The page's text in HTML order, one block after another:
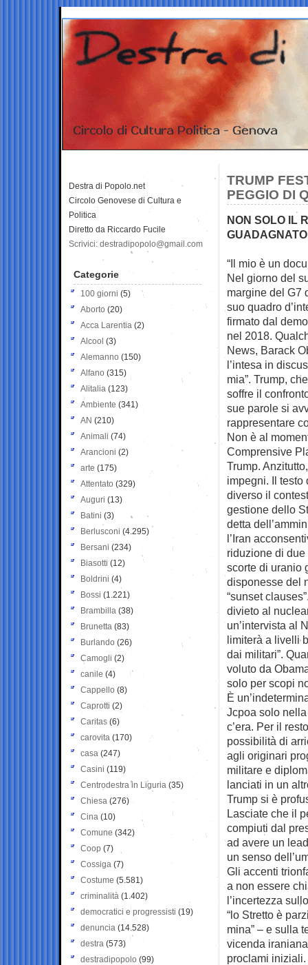
TRUMP
PEGGIO DI
NON SOLO IL
GUADAGNATO
“Il mio è un
Nel giorno del
margine del G7
suo quadro
firmato dal
nel 2018.
News, Barack
l’intesa in
mia”. Trump,
soffre il
sue parole si
rappresentare
Non è al
Comprensive
Trump.
impegni. Il testo
diverso il
gestione dello
detta
l’Iran
riduzione di
scorte di uranio
disponesse del
“sunset
divieto al
un’intervista al
limiterà a livelli
dai militari”.
voluto da
solo per scopi
È
Jcpoa solo
c’era. Per il
possibilità di
agli originari
militare e
lanciati in un
Trump si è
Lasciate che il
compiuti dal
ad avere un
un senso
Gli accenti
a non essere
l’incertezza
“lo Stretto è
mina” – e sulla
vicenda
proclami iniziali.
Destra di Popolo.net
Circolo Genovese di Cultura e
Politica
Diretto da Riccardo Fucile
Scrivici: destradipopolo@gmail.com
Categorie
100 giorni (5)
Aborto (20)
Acca Larentia (2)
Alcool (3)
Alemanno (150)
Alfano (315)
Alitalia (123)
Ambiente (341)
AN (210)
Animali (74)
Arancioni (2)
arte (175)
Attentato (329)
Auguri (13)
Batini (3)
Berlusconi (4.295)
Bersani (234)
Biasotti (12)
Boldrini (4)
Bossi (1.221)
Brambilla (38)
Brunetta (83)
Burlando (26)
Camogli (2)
canile (4)
Cappello (8)
Caprotti (2)
Caritas (6)
carovita (170)
casa (247)
Casini (119)
Centrodestra in Liguria (35)
Chiesa (276)
Cina (10)
Comune (342)
Coop (7)
Cossiga (7)
Costume (5.581)
criminalità (1.402)
democratici e progressisti (19)
denuncia (14.528)
destra (573)
destradipopolo (99)